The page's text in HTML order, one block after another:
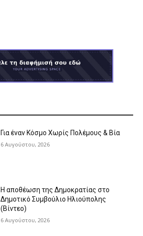
Για έναν Κόσμο Χωρίς Πολέμους & Βία
6 Αυγούστου, 2026
Η αποθέωση της Δημοκρατίας στο
Δημοτικό Συμβούλιο Ηλιούπολης
(Βίντεο)
6 Αυγούστου, 2026